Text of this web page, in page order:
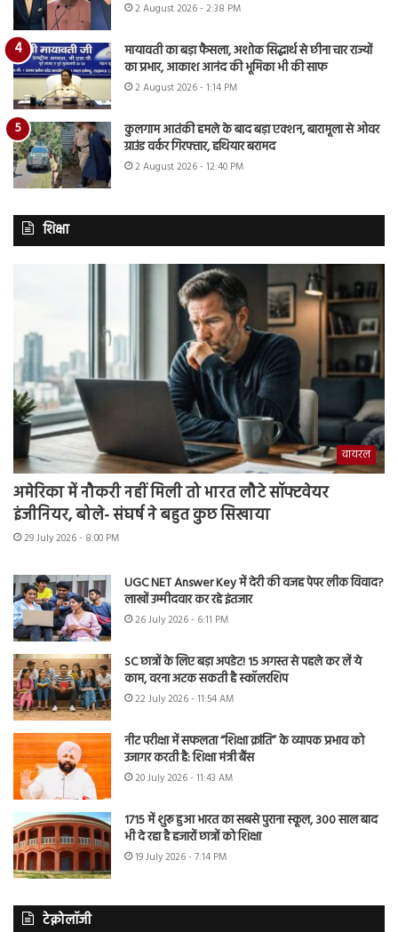
2 August 2026 - 2:38 PM
मायावती का बड़ा फैसला, अशोक सिद्धार्थ से छीना चार राज्यों
का प्रभार, आकाश आनंद की भूमिका भी की साफ
2 August 2026 - 1:14 PM
कुलगाम आतंकी हमले के बाद बड़ा एक्शन, बारामूला से ओवर
ग्राउंड वर्कर गिरफ्तार, हथियार बरामद
2 August 2026 - 12:40 PM
शिक्षा
वायरल
अमेरिका में नौकरी नहीं मिली तो भारत लौटे सॉफ्टवेयर
इंजीनियर, बोले- संघर्ष ने बहुत कुछ सिखाया
29 July 2026 - 8:00 PM
UGC NET Answer Key में देरी की वजह पेपर लीक विवाद?
लाखों उम्मीदवार कर रहे इंतजार
26 July 2026 - 6:11 PM
SC छात्रों के लिए बड़ा अपडेट! 15 अगस्त से पहले कर लें ये
काम, वरना अटक सकती है स्कॉलरशिप
22 July 2026 - 11:54 AM
नीट परीक्षा में सफलता “शिक्षा क्रांति” के व्यापक प्रभाव को
उजागर करती है: शिक्षा मंत्री बैंस
20 July 2026 - 11:43 AM
1715 में शुरू हुआ भारत का सबसे पुराना स्कूल, 300 साल बाद
भी दे रहा है हजारों छात्रों को शिक्षा
19 July 2026 - 7:14 PM
टेक्नोलॉजी